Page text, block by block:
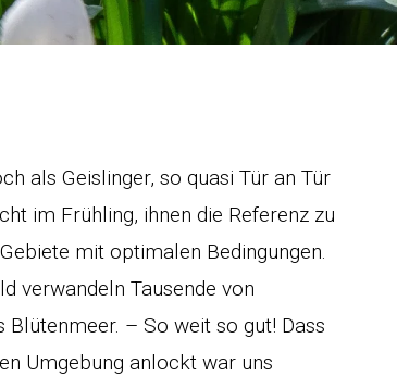
als Geislinger, so quasi Tür an Tür
im Frühling, ihnen die Referenz zu
mit optimalen Bedingungen.
verwandeln Tausende von
– So weit so gut! Dass
Umgebung anlockt war uns